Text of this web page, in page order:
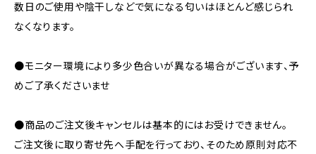
数日のご使用や陰干しなどで気になる匂いはほとんど感じられ
なくなります。
●モニター環境により多少色合いが異なる場合がございます、予
めご了承くださいませ
●商品のご注文後キャンセルは基本的にはお受けできません。
ご注文後に取り寄せ先へ手配を行っており、そのため原則対応不